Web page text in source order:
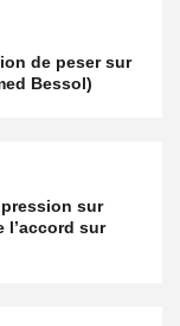
de peser sur
Bessol)
sur
l’accord sur